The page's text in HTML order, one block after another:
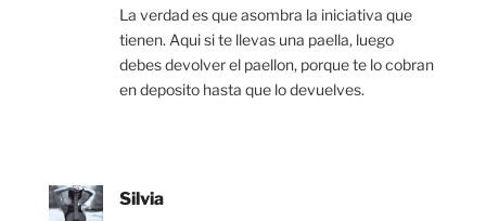
La verdad es que asombra la iniciativa que
tienen. Aqui si te llevas una paella, luego
debes devolver el paellon, porque te lo cobran
en deposito hasta que lo devuelves.
Silvia